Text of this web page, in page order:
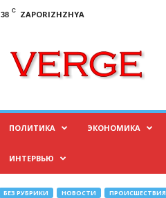
38 C
ZAPORIZHZHYA
ПОЛИТИКА ЭКОНОМИКА
ИНТЕРВЬЮ
БЕЗ РУБРИКИ НОВОСТИ ПРОИСШЕСТВИЯ